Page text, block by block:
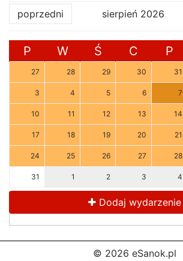
poprzedni sierpień 2026
P W Ś C P
27 28 29 30 31
3 4 5 6 7
10 11 12 13 14
17 18 19 20 21
24 25 26 27 28
31 1 2 3 4
Dodaj wydarzenie
© 2026 eSanok.pl